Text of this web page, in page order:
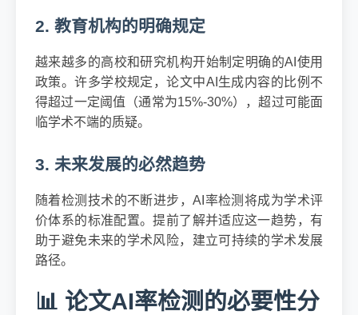
2. 教育机构的明确规定
越来越多的高校和研究机构开始制定明确的AI使用
政策。许多学校规定，论文中AI生成内容的比例不
得超过一定阈值（通常为15%-30%），超过可能面
临学术不端的质疑。
3. 未来发展的必然趋势
随着检测技术的不断进步，AI率检测将成为学术评
价体系的标准配置。提前了解并适应这一趋势，有
助于避免未来的学术风险，建立可持续的学术发展
路径。
📊 论文AI率检测的必要性分